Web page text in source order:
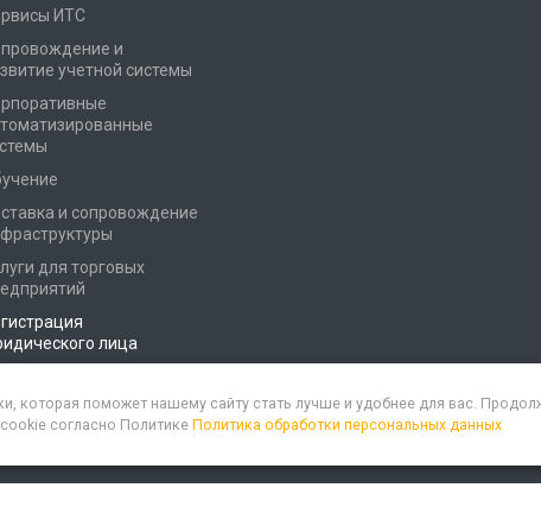
ИТС
и
учетной системы
и сопровождение
для торговых
лица
которая поможет нашему сайту стать лучше и удобнее для вас.
согласно ПолитикеПолитика обработки персональных данных